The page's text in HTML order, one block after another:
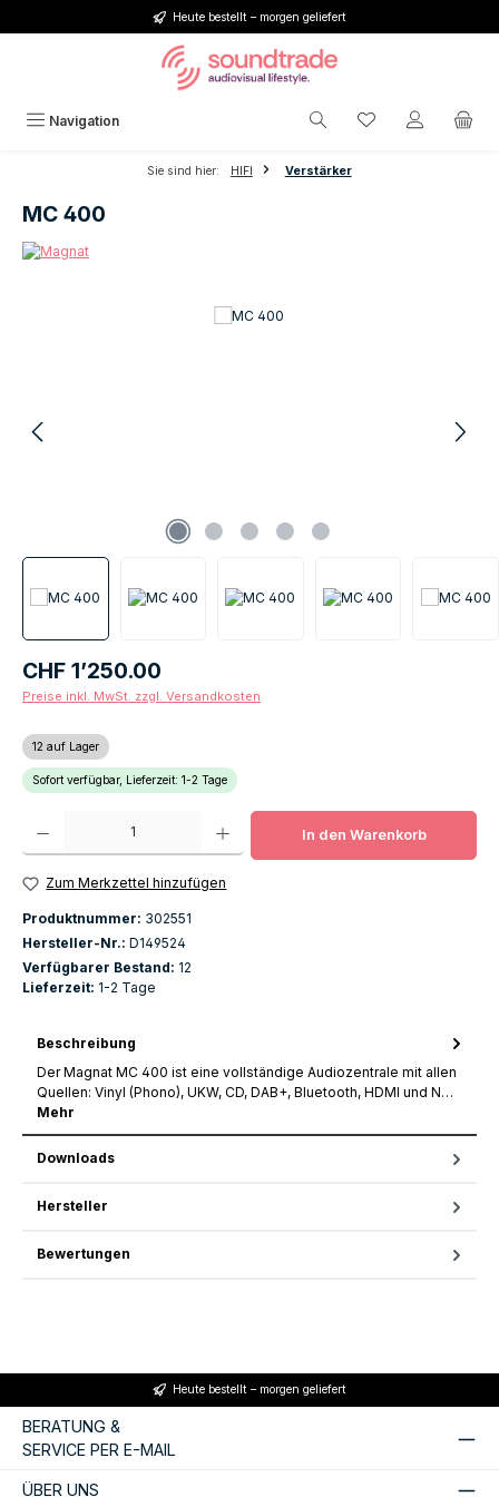
Zum Hauptinhalt springenHeute bestellt – morgen geliefert
Navigation Du hast 0
Sie sind hier: HIFI Verstärker
MC 400
Regulärer Preis:
CHF 1’250.00
Preise inkl. MwSt. zzgl. Versandkosten
12 auf Lager
Sofort verfügbar, Lieferzeit: 1-2 Tage
Produkt Anzahl: Gib den gewünschten Wert ein oder benutze die
In den Warenkorb
Zum Merkzettel hinzufügen
Produktnummer: 302551
Hersteller-Nr.: D149524
Verfügbarer Bestand: 12
Lieferzeit: 1-2 Tage
Beschreibung
Der Magnat MC 400 ist eine vollständige Audiozentrale mit allen
Quellen: Vinyl (Phono), UKW, CD, DAB+, Bluetooth, HDMI und N…
Mehr
Downloads
Hersteller
Bewertungen
Heute bestellt – morgen geliefert
BERATUNG &
SERVICE PER E-MAIL
ÜBER UNS